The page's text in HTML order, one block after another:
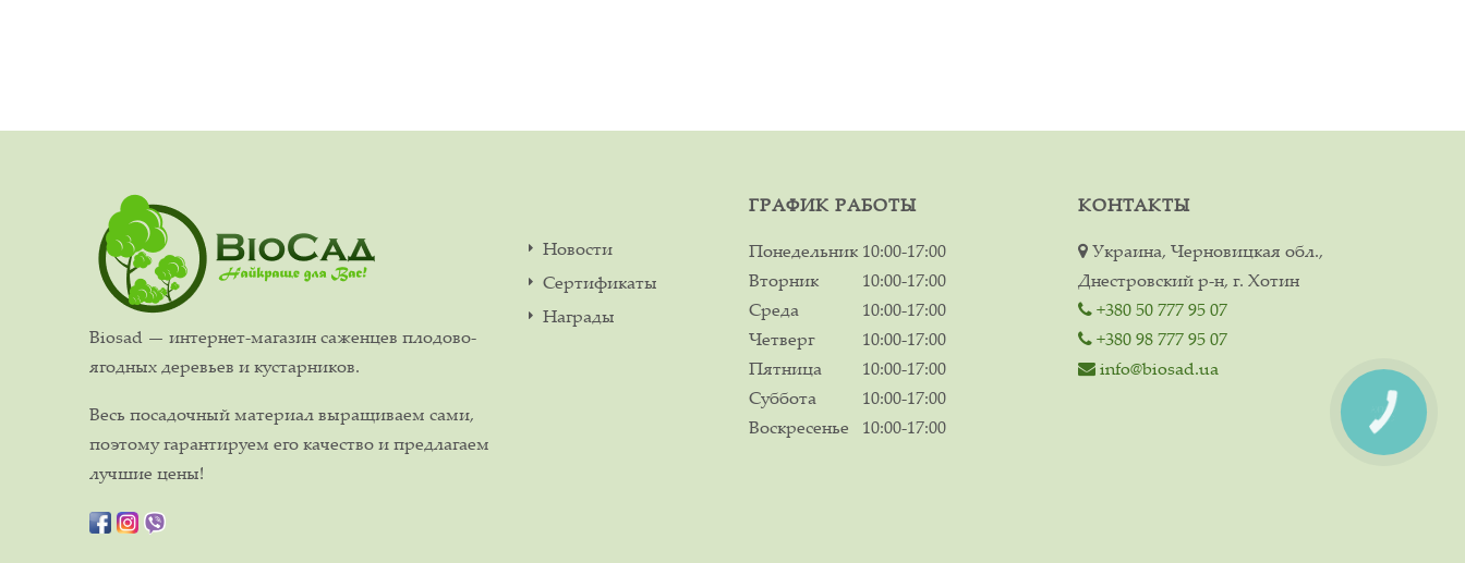
Biosad — интернет-магазин саженцев плодово-
ягодных деревьев и кустарников.
Весь посадочный материал выращиваем сами,
поэтому гарантируем его качество и предлагаем
лучшие цены!
Новости
Сертификаты
Награды
ГРАФИК РАБОТЫ
Понедельник 10:00-17:00
Вторник
10:00-17:00
Среда
10:00-17:00
Четверг
10:00-17:00
Пятница
10:00-17:00
Суббота
10:00-17:00
Воскресенье
10:00-17:00
КОНТАКТЫ
Украина, Черновицкая обл.,
Днестровский р-н, г. Хотин
+380 50 777 95 07
+380 98 777 95 07
info@biosad.ua
КНОПКА
СВЯЗИ